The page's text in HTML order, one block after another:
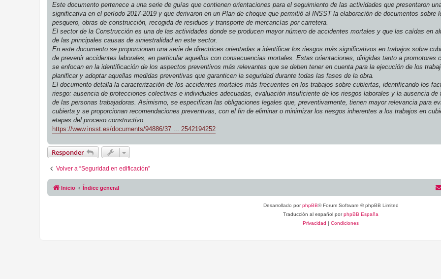
a
j
e
Este documento pertenece a una serie de guías que contienen orientaciones para el seguimiento de las actividades que presentaron
significativa en el período 2017-2019 y que derivaron en un Plan de choque que permitió al INSST la elaboración de documentos sobre
pesquero, obras de construcción, recogida de residuos y transporte de mercancías por carretera.
El sector de la Construcción es una de las actividades donde se producen mayor número de accidentes mortales y que las caídas en
de las principales causas de siniestralidad en este sector.
En este documento se proporcionan una serie de directrices orientadas a identificar los riesgos más significativos en trabajos sobre
de prevenir accidentes laborales, en particular aquellos con consecuencias mortales. Estas orientaciones, dirigidas tanto a promotores
se enfocan en la identificación de los aspectos preventivos más relevantes que se deben tener en cuenta para la ejecución de los
planificar y adoptar aquellas medidas preventivas que garanticen la seguridad durante todas las fases de la obra.
El documento detalla la caracterización de los accidentes mortales más frecuentes en los trabajos sobre cubiertas, identificando los
riesgo: ausencia de protecciones colectivas e individuales adecuadas, evaluación insuficiente de los riesgos laborales y la ausencia de
de las personas trabajadoras. Asimismo, se especifican las obligaciones legales que, preventivamente, tienen mayor relevancia para
cubierta y se proporcionan recomendaciones preventivas, con el fin de eliminar o minimizar los riesgos inherentes a los trabajos en
etapas del proceso constructivo.
https://www.insst.es/documents/94886/37 ... 2542194252
Responder
Volver a “Seguridad en edificación”
Inicio Índice general
Desarrollado porphpBB® Forum Software © phpBB Limited
Traducción al español porphpBB España
Privacidad | Condiciones